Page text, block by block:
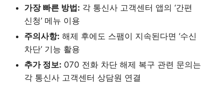
가장 빠른 방법: 각 통신사 고객센터 앱의 ‘간편
신청’ 메뉴 이용
주의사항: 해제 후에도 스팸이 지속된다면 ‘수신
차단’ 기능 활용
추가 정보: 070 전화 차단 해제 복구 관련 문의는
각 통신사 고객센터 상담원 연결